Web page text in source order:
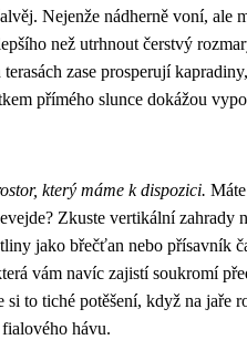
Nejenže nádherně voní, ale
než utrhnout čerstvý
zase prosperují
přímého slunce dokážou
který máme k dispozici.
Zkuste vertikální zahrady
jako břečťan nebo přísavník
vám navíc zajistí soukromí
si to tiché potěšení, když na jaře
fialového hávu.